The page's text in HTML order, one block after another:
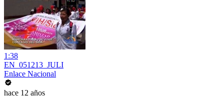
1:38
EN_051213_JULI
Enlace Nacional
hace 12 años